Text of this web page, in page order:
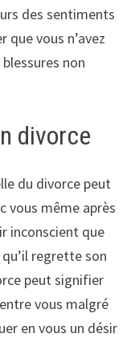
des sentiments
que vous n’avez
non
divorce
du divorce peut
vous même après
inconscient que
regrette son
peut signifier
vous malgré
en vous un désir